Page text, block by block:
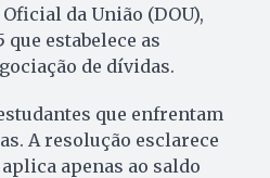
da União (DOU),
que estabelece as
de dívidas.
que enfrentam
A resolução esclarece
apenas ao saldo